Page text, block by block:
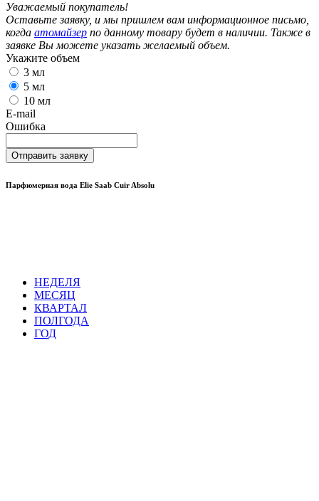
Уважаемый покупатель!
Оставьте заявку, и мы пришлем вам информационное письмо,
когда атомайзер по данному товару будет в наличии. Также в
заявке Вы можете указать желаемый объем.
Укажите объем
3 мл
5 мл
10 мл
E-mail
Ошибка
Отправить заявку
Парфюмерная вода Elie Saab Cuir Absolu
НЕДЕЛЯ
МЕСЯЦ
КВАРТАЛ
ПОЛГОДА
ГОД